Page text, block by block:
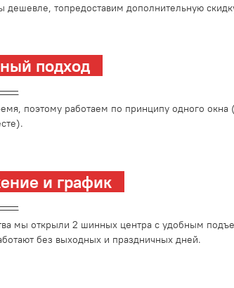
топредоставим дополнительную
подход
поэтому работаем по принципу одного окна
и график
мы открыли 2 шинных центра с удобным
без выходных и праздничных дней.